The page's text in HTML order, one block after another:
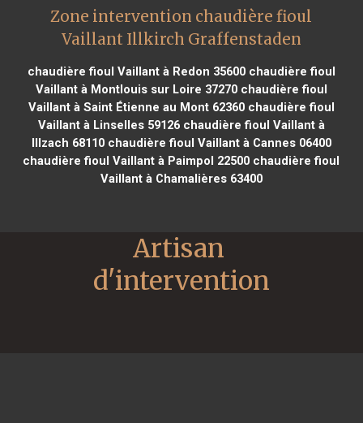
Zone intervention chaudière fioul
Vaillant Illkirch Graffenstaden
chaudière fioul Vaillant à Redon 35600chaudière fioul
Vaillant à Montlouis sur Loire 37270chaudière fioul
Vaillant à Saint Étienne au Mont 62360chaudière fioul
Vaillant à Linselles 59126chaudière fioul Vaillant à
Illzach 68110chaudière fioul Vaillant à Cannes 06400
chaudière fioul Vaillant à Paimpol 22500 chaudière fioul
Vaillant à Chamalières 63400
Artisan
d'intervention